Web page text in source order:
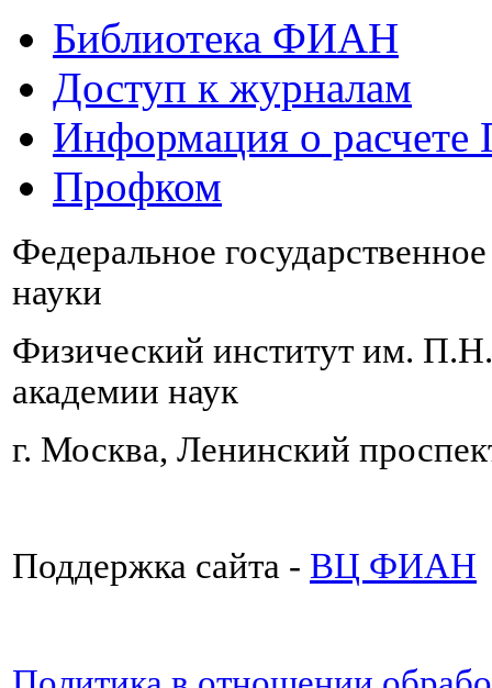
Библиотека ФИАН
Доступ к журналам
Информация о
Профком
Федеральное
науки
Физический институт им.
академии наук
г. Москва, Ленинский
Поддержка сайта - ВЦ ФИАН